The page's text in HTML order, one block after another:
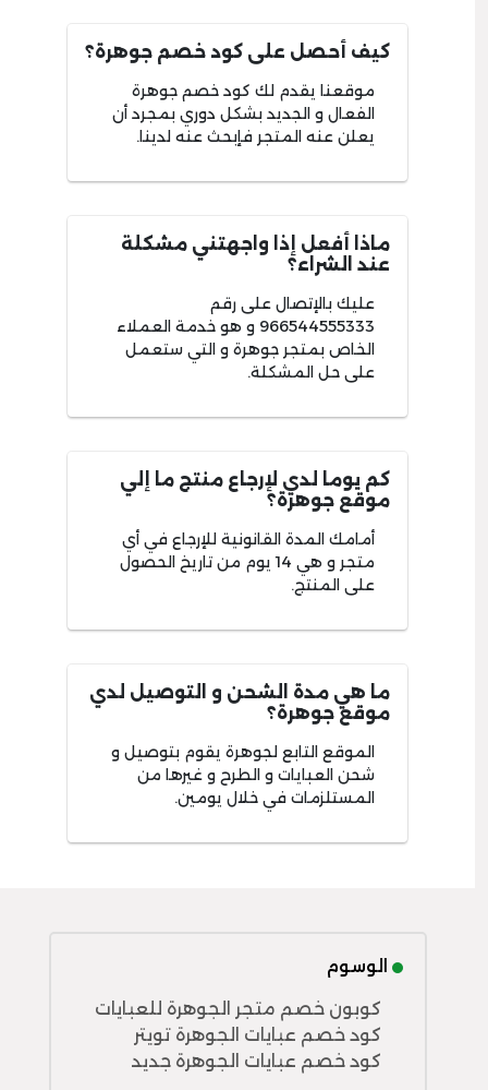
كيف أحصل على كود خصم جوهرة؟
موقعنا يقدم لك كود خصم جوهرة
الفعال و الجديد بشكل دوري بمجرد أن
يعلن عنه المتجر فإبحث عنه لدينا.
ماذا أفعل إذا واجهتني مشكلة
عند الشراء؟
عليك بالإتصال على رقم
966544555333 و هو خدمة العملاء
الخاص بمتجر جوهرة و التي ستعمل
على حل المشكلة.
كم يوما لدي لإرجاع منتج ما إلي
موقع جوهرة؟
أمامك المدة القانونية للإرجاع في أي
متجر و هي 14 يوم من تاريخ الحصول
على المنتج.
ما هي مدة الشحن و التوصيل لدي
موقع جوهرة؟
الموقع التابع لجوهرة يقوم بتوصيل و
شحن العبايات و الطرح و غيرها من
المستلزمات في خلال يومين.
الوسوم
كوبون خصم متجر الجوهرة للعبايات
كود خصم عبايات الجوهرة تويتر
كود خصم عبايات الجوهرة جديد